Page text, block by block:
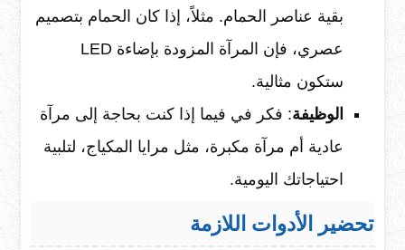
بقية عناصر الحمام. مثلاً، إذا كان الحمام بتصميم
عصري، فإن المرآة المزودة بإضاءة LED
ستكون مثالية.
الوظيفة: فكر في فيما إذا كنت بحاجة إلى مرآة
عادية أم مرآة مكبرة، مثل مرايا المكياج، لتلبية
احتياجاتك اليومية.
تحضير الأدوات اللازمة